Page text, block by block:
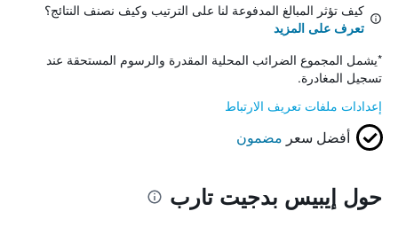
كيف تؤثر المبالغ المدفوعة لنا على الترتيب وكيف نصنف النتائج؟
تعرف على المزيد
*يشمل المجموع الضرائب المحلية المقدرة والرسوم المستحقة عند
تسجيل المغادرة.
إعدادات ملفات تعريف الارتباط
أفضل سعر مضمون
حول إيبيس بدجيت تارب